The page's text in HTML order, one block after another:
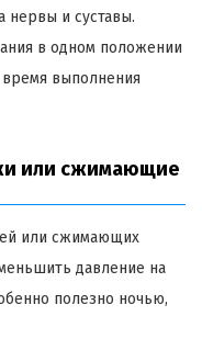
нервы и суставы.
в одном положении
выполнения
или сжимающие
или сжимающих
давление на
полезно ночью,